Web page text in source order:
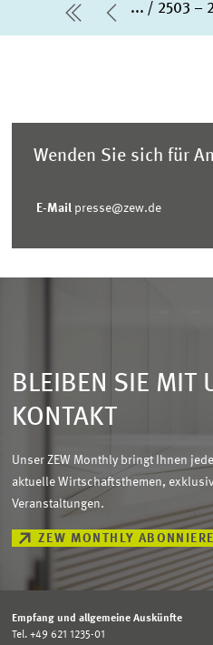
erste Seite
Vorherige
... 2503 –
Wenden Sie sich für
E-Mail presse@zew.de
BLEIBEN SIE MIT
KONTAKT
Unser ZEW Monthly bringt Ihnen
aktuelle Wirtschaftsthemen,
Veranstaltungen.
ZEW MONTHLY
Empfang und allgemeine Auskünfte
Tel. +49 621 1235-01